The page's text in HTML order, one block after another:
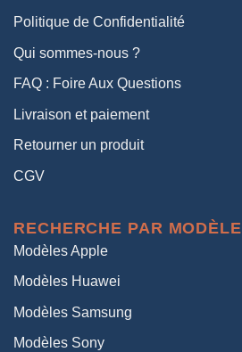
Politique de Confidentialité
Qui sommes-nous ?
FAQ : Foire Aux Questions
Livraison et paiement
Retourner un produit
CGV
RECHERCHE PAR MODÈLE
Modèles Apple
Modèles Huawei
Modèles Samsung
Modèles Sony